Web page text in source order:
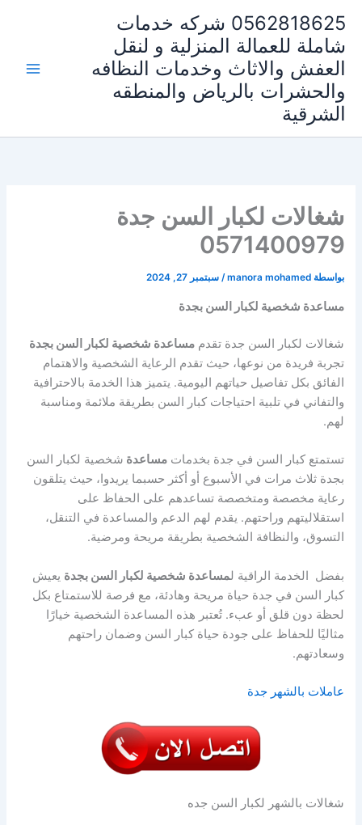
المحتوى
0562818625 شركه خدمات
شاملة للعمالة المنزلية و لنقل
العفش والاثاث وخدمات النظافه
والحشرات بالرياض والمنطقه
الشرقية
شغالات لكبار السن جدة
0571400979
بواسطة manora mohamed
/سبتمبر 27, 2024
مساعدة شخصية لكبار السن بجدة
شغالات لكبار السن جدة تقدممساعدة شخصية لكبار السن بجدة
تجربة فريدة من نوعها، حيث تقدم الرعاية الشخصية والاهتمام
الفائق بكل تفاصيل حياتهم اليومية. يتميز هذا الخدمة بالاحترافية
والتفاني في تلبية احتياجات كبار السن بطريقة ملائمة ومناسبة
لهم.
تستمتع كبار السن في جدة بخدماتمساعدة شخصية لكبار السن
بجدة ثلاث مرات في الأسبوع أو أكثر حسبما يريدوا، حيث يتلقون
رعاية مخصصة ومتخصصة تساعدهم على الحفاظ على
استقلاليتهم وراحتهم. يقدم لهم الدعم والمساعدة في التنقل،
التسوق، والنظافة الشخصية بطريقة مريحة ومرضية.
بفضل الخدمة الراقية لمساعدة شخصية لكبار السن بجدة يعيش
كبار السن في جدة حياة مريحة وهادئة، مع فرصة للاستمتاع بكل
لحظة دون قلق أو عبء. تُعتبر هذه المساعدة الشخصية خيارًا
مثاليًا للحفاظ على جودة حياة كبار السن وضمان راحتهم
وسعادتهم.
عاملات بالشهر جدة
شغالات بالشهر لكبار السن جده